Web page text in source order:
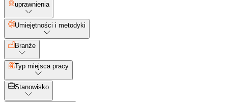
uprawnienia
Umiejętności i metodyki
Branże
Typ miejsca pracy
Stanowisko